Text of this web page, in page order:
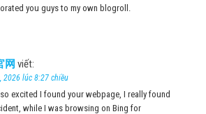
you guys to my own blogroll.
网 viết:
2026 lúc 8:27 chiều
excited I found your webpage, I really found
while I was browsing on Bing for